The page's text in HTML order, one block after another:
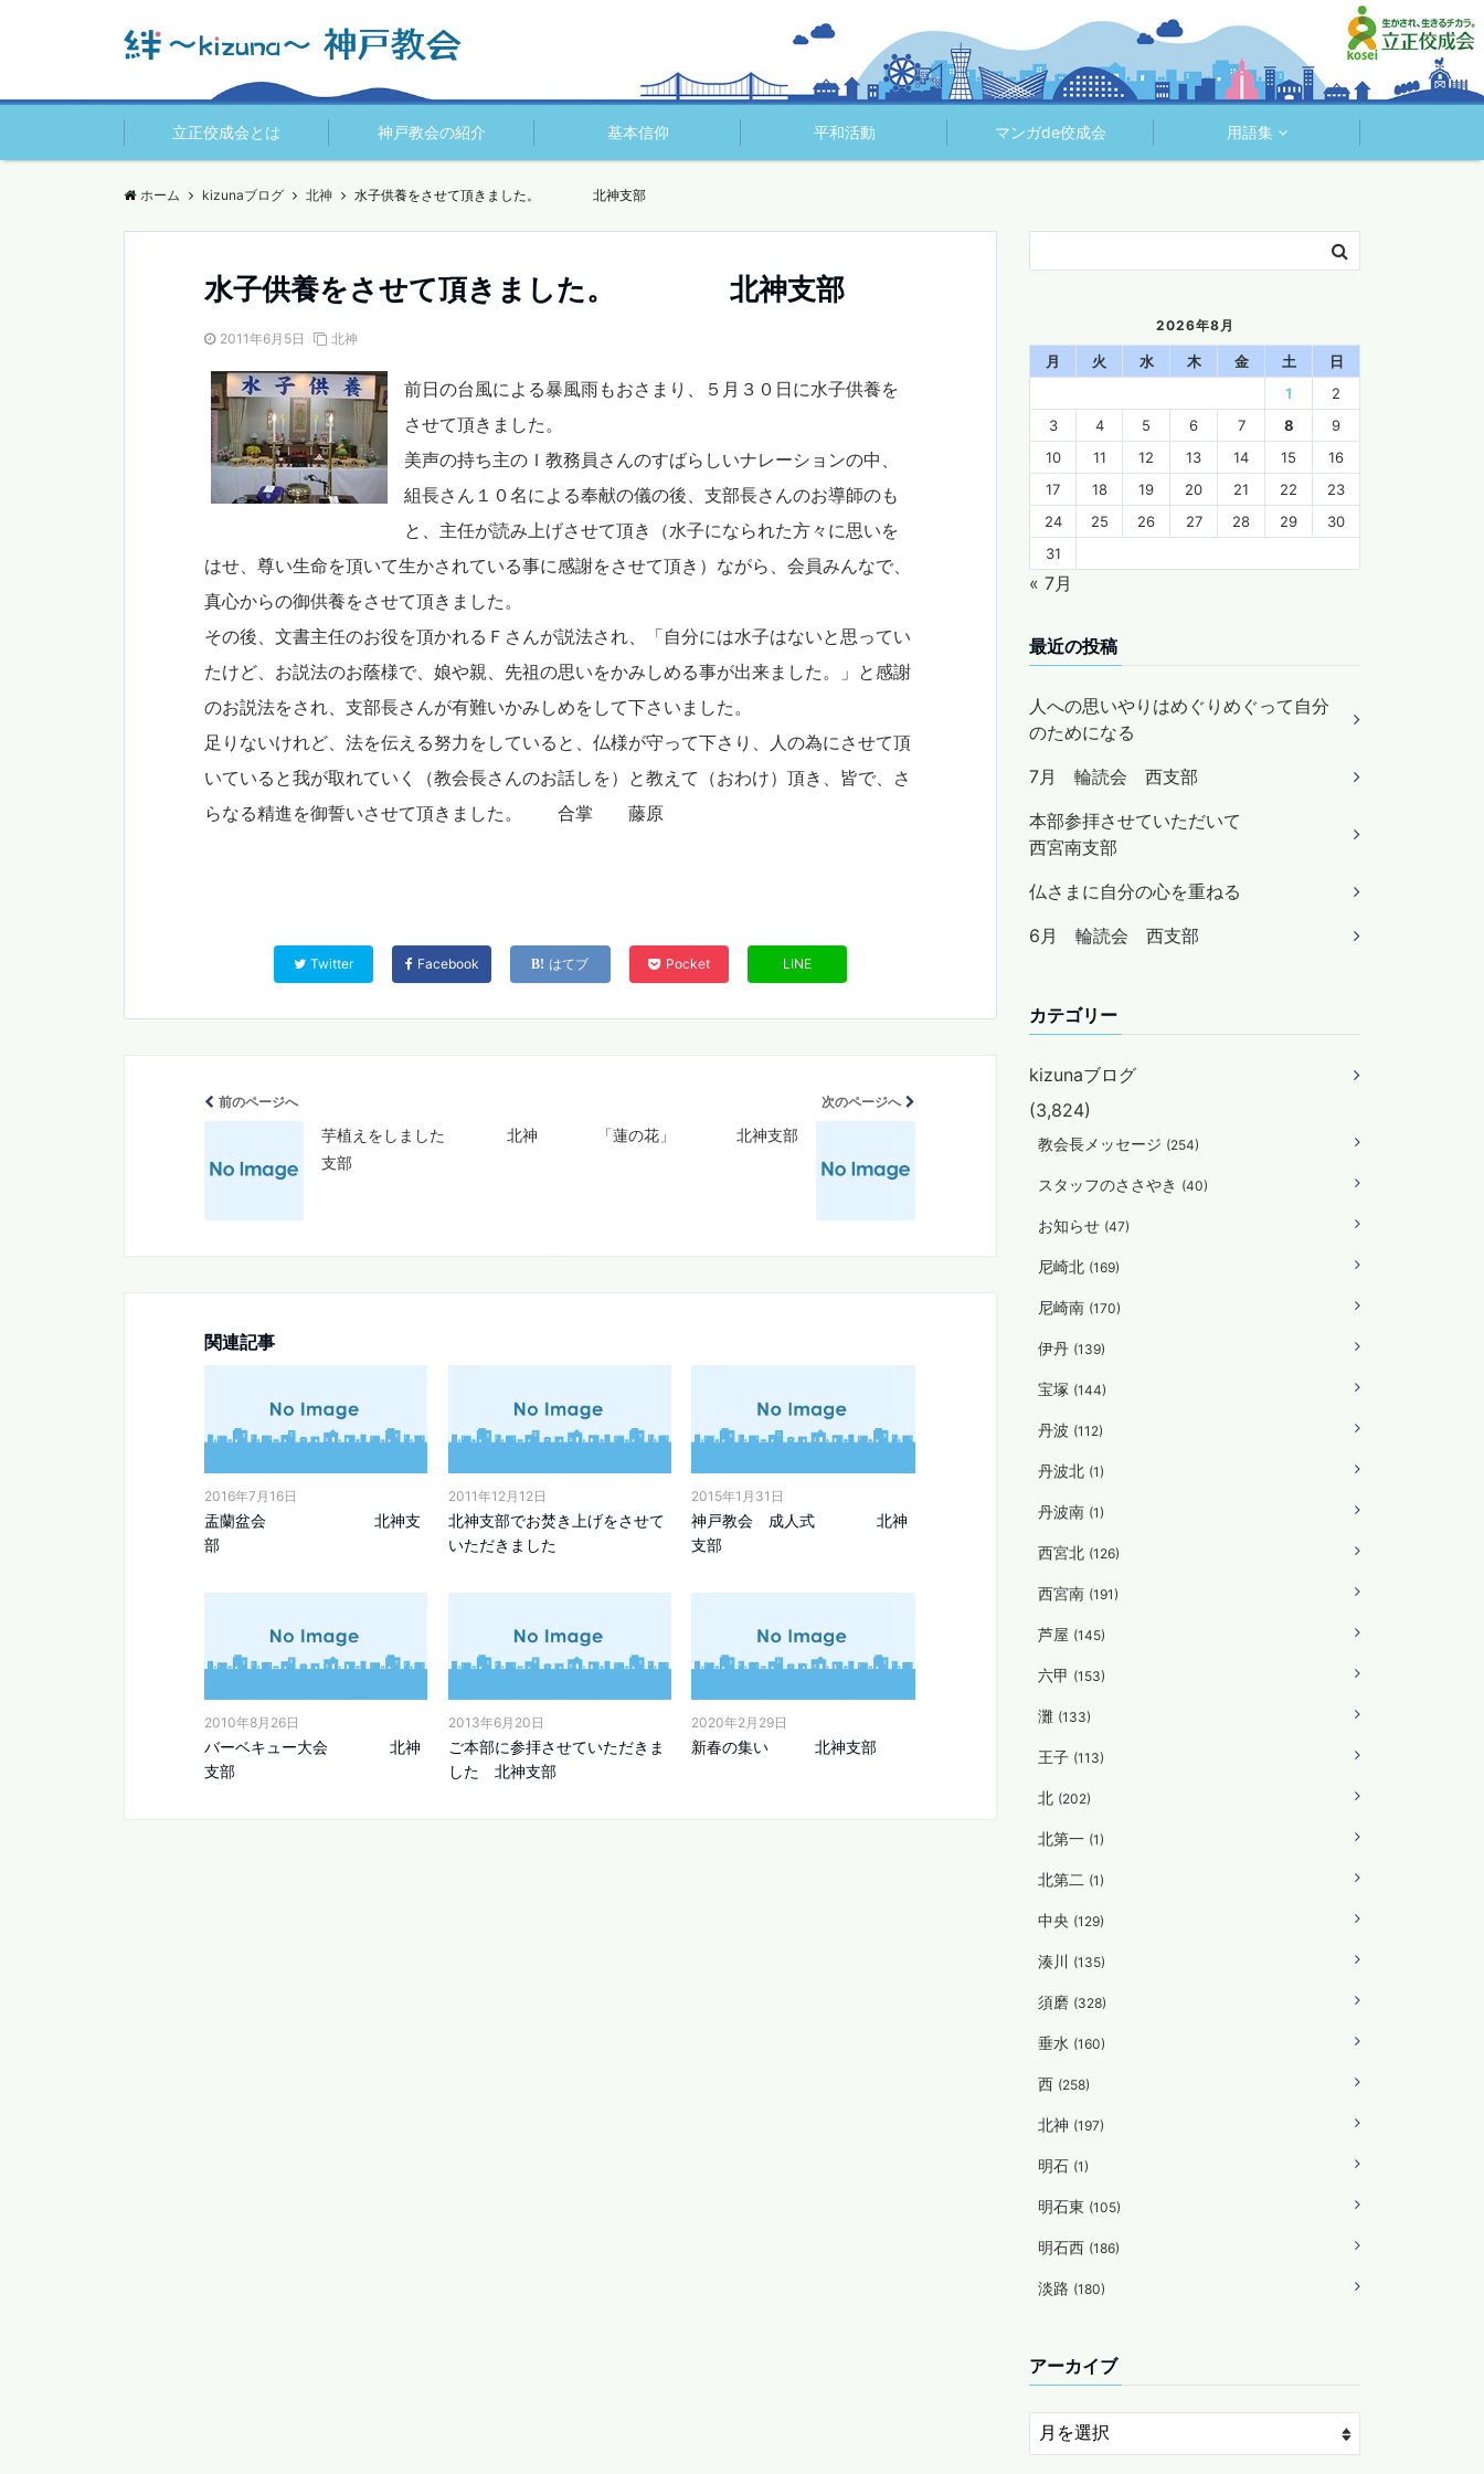
立正佼成会とは 神戸教会の紹介 基本信仰 平和活動 マンガde佼成会 用語集
ホーム kizunaブログ 北神 水子供養をさせて頂きました。 北神支部
水子供養をさせて頂きました。 北神支部
2011年6月5日 北神
前日の台風による暴風雨もおさまり、５月３０日に水子供養を
させて頂きました。
美声の持ち主のＩ教務員さんのすばらしいナレーションの中、
組長さん１０名による奉献の儀の後、支部長さんのお導師のも
と、主任が読み上げさせて頂き（水子になられた方々に思いを
はせ、尊い生命を頂いて生かされている事に感謝をさせて頂き）ながら、会員みんなで、
真心からの御供養をさせて頂きました。
その後、文書主任のお役を頂かれるＦさんが説法され、「自分には水子はないと思ってい
たけど、お説法のお蔭様で、娘や親、先祖の思いをかみしめる事が出来ました。」と感謝
のお説法をされ、支部長さんが有難いかみしめをして下さいました。
足りないけれど、法を伝える努力をしていると、仏様が守って下さり、人の為にさせて頂
いていると我が取れていく（教会長さんのお話しを）と教えて（おわけ）頂き、皆で、さ
らなる精進を御誓いさせて頂きました。 合掌 藤原
Twitter Facebook はてブ Pocket LINE
前のページへ
芋植えをしました 北神
支部
次のページへ
「蓮の花」 北神支部
関連記事
2016年7月16日
盂蘭盆会 北神支
部
2011年12月12日
北神支部でお焚き上げをさせて
いただきました
2015年1月31日
神戸教会 成人式 北神
支部
2010年8月26日
バーベキュー大会 北神
支部
2013年6月20日
ご本部に参拝させていただきま
した 北神支部
2020年2月29日
新春の集い 北神支部
2026年8月
月 火 水 木 金 土
日
1
2
3
4 5 6 7 8
9
10
11 12 13 14 15
16
17
18 19 20 21 22
23
24
25 26 27 28 29
30
31
« 7月
最近の投稿
人への思いやりはめぐりめぐって自分
のためになる
7月 輪読会 西支部
本部参拝させていただいて
西宮南支部
仏さまに自分の心を重ねる
6月 輪読会 西支部
カテゴリー
kizunaブログ
(3,824)
教会長メッセージ (254)
スタッフのささやき (40)
お知らせ (47)
尼崎北 (169)
尼崎南 (170)
伊丹 (139)
宝塚 (144)
丹波 (112)
丹波北 (1)
丹波南 (1)
西宮北 (126)
西宮南 (191)
芦屋 (145)
六甲 (153)
灘 (133)
王子 (113)
北 (202)
北第一 (1)
北第二 (1)
中央 (129)
湊川 (135)
須磨 (328)
垂水 (160)
西 (258)
北神 (197)
明石 (1)
明石東 (105)
明石西 (186)
淡路 (180)
アーカイブ